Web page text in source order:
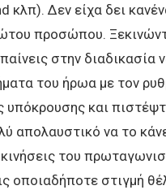
κλπ). Δεν είχα δει
προσώπου.
στην διαδικασία
του ήρωα με τον
υπόκρουσης και
απολαυστικό να το
του
οποιαδήποτε στιγμή